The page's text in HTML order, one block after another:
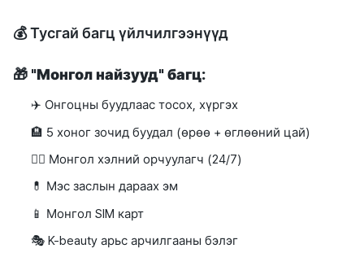
💰 Тусгай багц үйлчилгээнүүд
🎁 "Монгол найзууд" багц:
✈️ Онгоцны буудлаас тосох, хүргэх
🏨 5 хоног зочид буудал (өрөө + өглөөний цай)
👩‍⚕️ Монгол хэлний орчуулагч (24/7)
💊 Мэс заслын дараах эм
📱 Монгол SIM карт
🎭 K-beauty арьс арчилгааны бэлэг